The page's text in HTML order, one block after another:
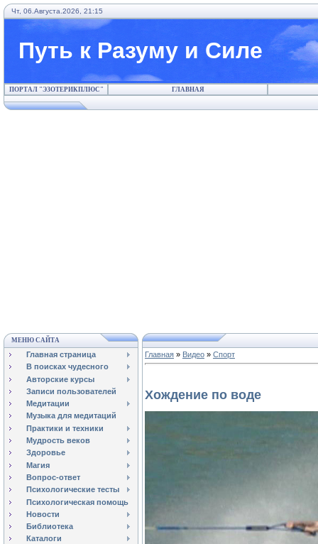
Чт, 06.Августа.2026, 21:15
Путь к Разуму и Силе
ПОРТАЛ "ЭЗОТЕРИКПЛЮС" ГЛАВНАЯ
МЕНЮ САЙТА
Главная страница
В поисках чудесного
Авторские курсы
Записи пользователей
Медитации
Музыка для медитаций
Практики и техники
Мудрость веков
Здоровье
Магия
Вопрос-ответ
Психологические тесты
Психологическая помощь
Новости
Библиотека
Каталоги
Главная » Видео » Спорт
Хождение по воде